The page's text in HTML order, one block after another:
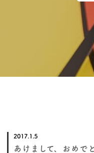
2017.1.5
あけまして、おめで